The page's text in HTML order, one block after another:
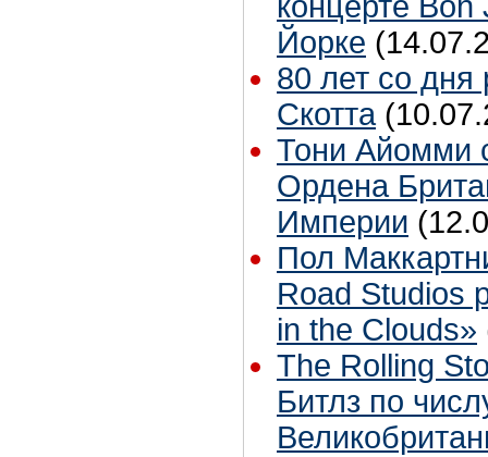
Йорке
80 лет со
Скотта
Тони Айомми
Ордена
Империи
Пол
Road Studios
in the Clouds»
The Rolling
Битлз по